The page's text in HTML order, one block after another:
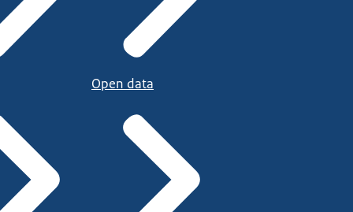
Open data